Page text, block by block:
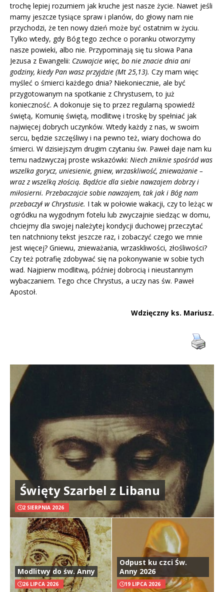
trochę lepiej rozumiem jak kruche jest nasze życie. Nawet jeśli
mamy jeszcze tysiące spraw i planów, do głowy nam nie
przychodzi, że ten nowy dzień może być ostatnim w życiu.
Tylko wtedy, gdy Bóg tego zechce o poranku otworzymy
nasze powieki, albo nie. Przypominają się tu słowa Pana
Jezusa z Ewangelii: Czuwajcie więc, bo nie znacie dnia ani
godziny, kiedy Pan wasz przyjdzie (Mt 25,13). Czy mam więc
myśleć o śmierci każdego dnia? Niekoniecznie, ale być
przygotowanym na spotkanie z Chrystusem, to już
konieczność. A dokonuje się to przez regularną spowiedź
świętą, Komunię świętą, modlitwę i troskę by spełniać jak
najwięcej dobrych uczynków. Wtedy każdy z nas, w swoim
sercu, będzie szczęśliwy i na pewno też, wiary dochowa do
śmierci. W dzisiejszym drugim czytaniu św. Paweł daje nam ku
temu nadzwyczaj proste wskazówki: Niech zniknie spośród was
wszelka gorycz, uniesienie, gniew, wrzaskliwość, znieważanie –
wraz z wszelką złością. Bądźcie dla siebie nawzajem dobrzy i
miłosierni. Przebaczajcie sobie nawzajem, tak jak i Bóg nam
przebaczył w Chrystusie. I tak w połowie wakacji, czy to leżąc w
ogródku na wygodnym fotelu lub zwyczajnie siedząc w domu,
chciejmy dla swojej należytej kondycji duchowej przeczytać
ten natchniony tekst jeszcze raz, i zobaczyć czego we mnie
jest więcej? Gniewu, znieważania, wrzaskliwości, złośliwości?
Czy też potrafię zdobywać się na pokonywanie w sobie tych
wad. Najpierw modlitwą, później dobrocią i nieustannym
wybaczaniem. Tego chce Chrystus, a uczy nas św. Paweł
Apostoł.
Wdzięczny ks. Mariusz.
Święty Szarbel z Libanu
2 SIERPNIA 2026
Modlitwy do św. Anny
26 LIPCA 2026
Odpust ku czci Św.
Anny 2026
19 LIPCA 2026